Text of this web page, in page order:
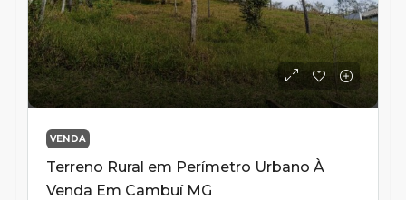
VENDA
Terreno Rural em Perímetro Urbano À
Venda Em Cambuí MG